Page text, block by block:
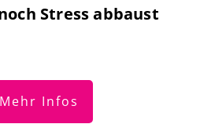
Stress abbaust
Mehr Infos